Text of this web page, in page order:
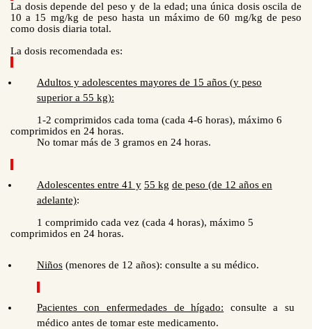
La dosis depende del peso y de la edad; una única dosis oscila de
10 a 15 mg/kg de peso hasta un máximo de 60 mg/kg de peso
como dosis diaria total.
La dosis recomendada es:
Adultos y adolescentes mayores de 15 años (y peso
superior a 55 kg):
1-2 comprimidos cada toma (cada 4-6 horas), máximo 6
comprimidos en 24 horas.
No tomar más de 3 gramos en 24 horas.
Adolescentes entre 41 y 55 kg de peso (de 12 años en
adelante):
1 comprimido cada vez (cada 4 horas), máximo 5
comprimidos en 24 horas.
Niños (menores de 12 años): consulte a su médico.
Pacientes con enfermedades de hígado:
consulte a su
médico antes de tomar este medicamento.